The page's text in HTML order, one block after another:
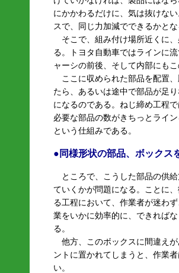
にかかわるだけに、気は抜けな
スで、同じ力加減でできるかと
そこで、組み付け場所近くに
る。トヨタ自動車ではラインに
ャーシの前後、そして内部にもこ
ここに収められた部品を配置
たら、あるいは途中で部品が足
になるのである。ねじ締め工程
必要な部品の数がきちっとライ
という仕組みである。
●同様形状の部品、ボックス
ところで、こうした部品の供給
ていくかが問題になる。ことに
る工程において、作業者が迷わ
業をいかに効率的に、できれば
る。
他方、このボックスに間違えが
ントに置かれてしまうと、作業
い。